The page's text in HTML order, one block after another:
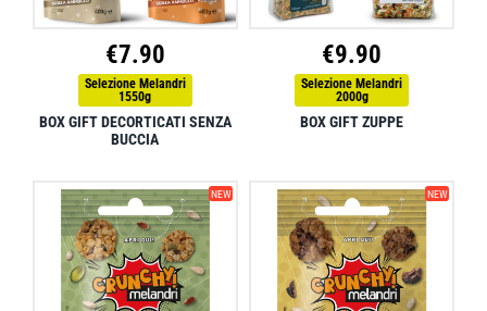
€7.90
Selezione Melandri
1550g
BOX GIFT DECORTICATI SENZA
BUCCIA
€9.90
Selezione Melandri
2000g
BOX GIFT ZUPPE
NEW NEW